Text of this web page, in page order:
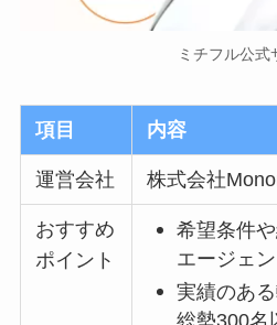
ミチフル公式
項目 内容
運営会社 株式会社
おすすめ
ポイント
希望条件
エージェ
実績のあ